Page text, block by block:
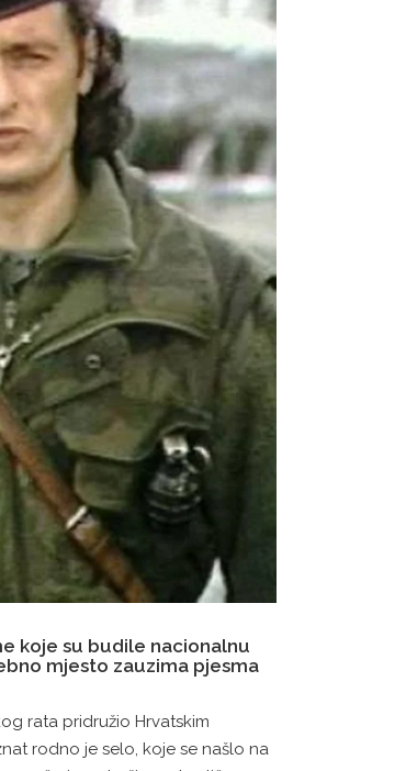
koje su budile nacionalnu
mjesto zauzima pjesma
rata pridružio Hrvatskim
rodno je selo, koje se našlo na